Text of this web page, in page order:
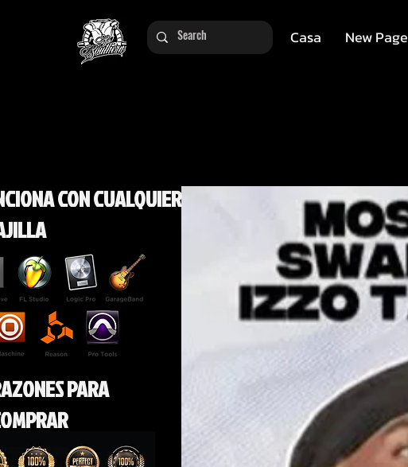
Casa New Page
CON CUALQUIER
PARA